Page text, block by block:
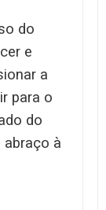
do
e
a
para o
do
abraço à